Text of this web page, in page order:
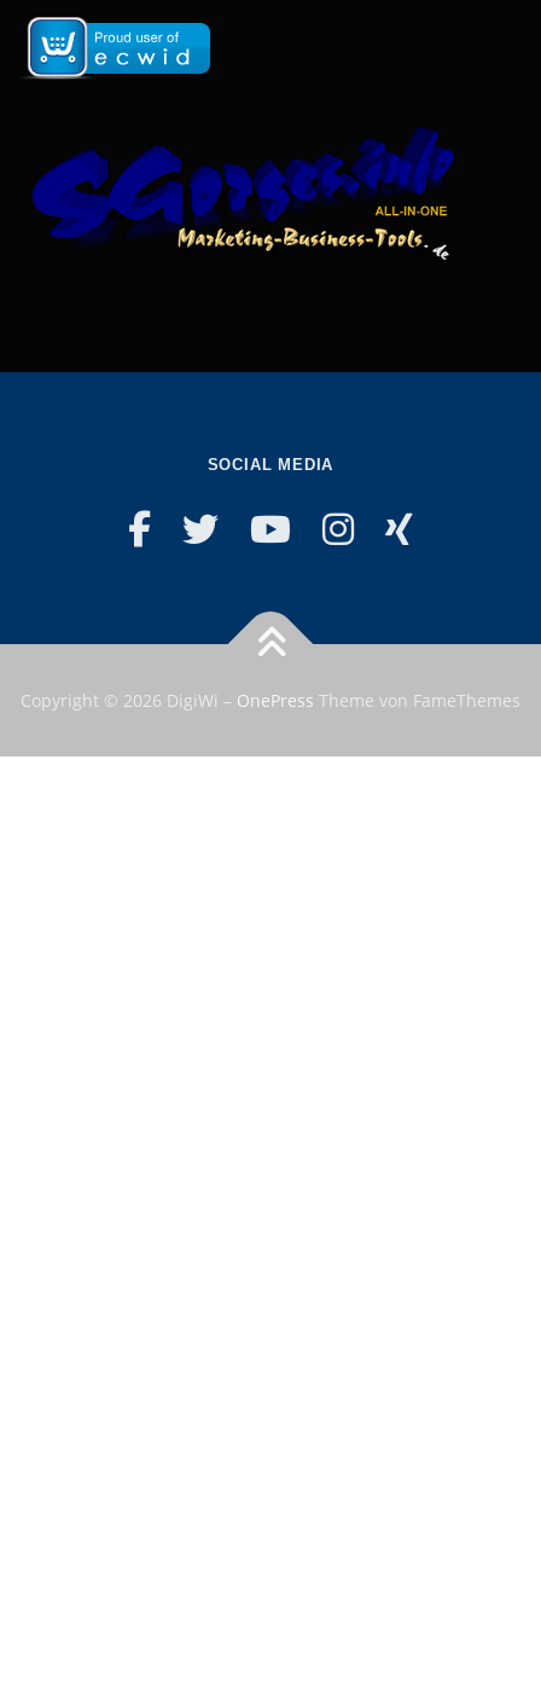
SOCIAL MEDIA
Copyright © 2026 DigiWi – OnePress Theme von FameThemes